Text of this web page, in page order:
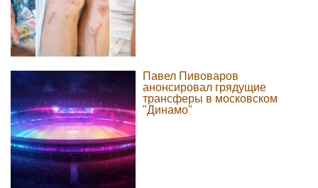
Павел Пивоваров
анонсировал грядущие
трансферы в московском
"Динамо"